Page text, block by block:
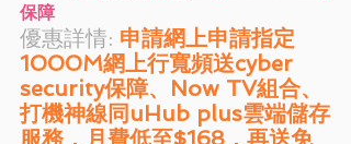
保障
優惠詳情: 申請網上申請指定
1000M網上行寬頻送cyber
security保障、Now TV組合、
打機神線同uHub plus雲端儲存
服務，月費低至$168，再送免